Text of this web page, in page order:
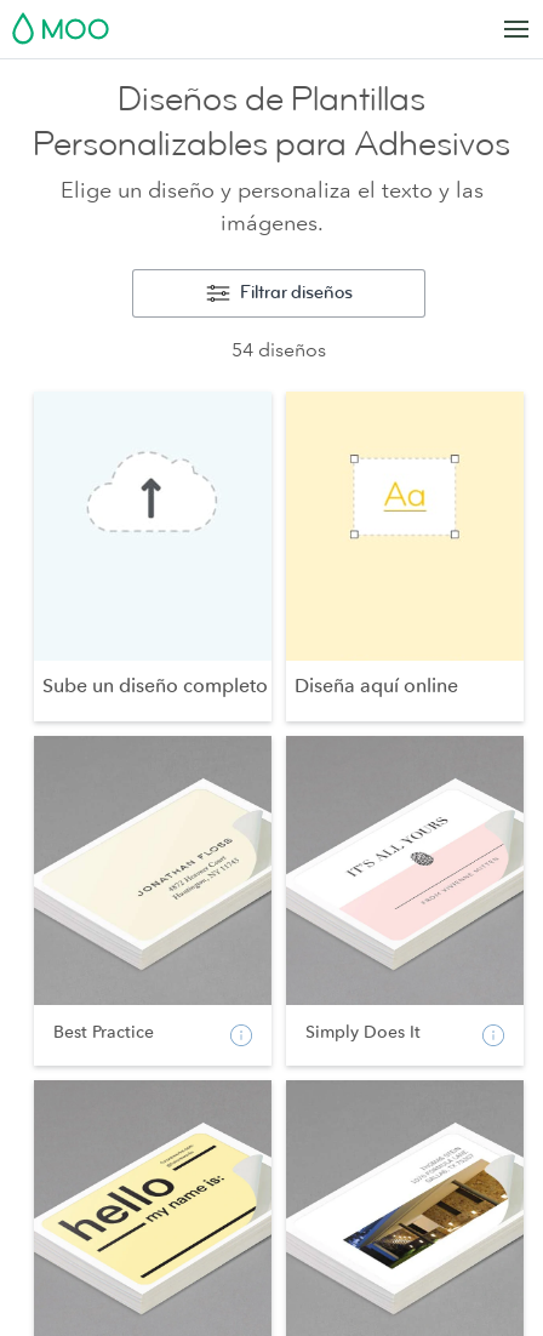
MOO
Diseños de Plantillas
Personalizables para Adhesivos
Elige un diseño y personaliza el texto y las
imágenes.
Filtrar diseños
54 diseños
Sube un diseño completo Diseña aquí online
Best Practice Simply Does It